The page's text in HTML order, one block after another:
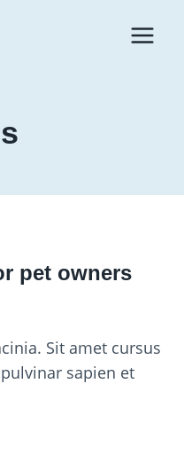
pet owners
Sit amet cursus
sapien et